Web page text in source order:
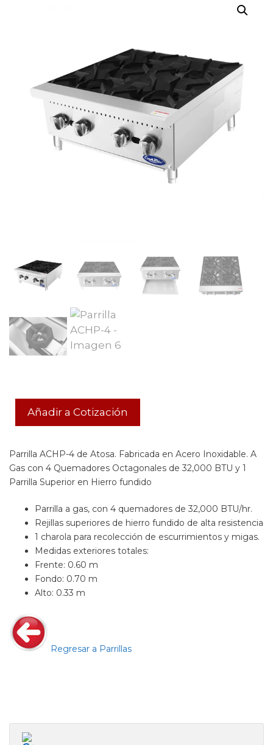
Añadir a Cotización
Parrilla ACHP-4 de Atosa. Fabricada en Acero Inoxidable. A
Gas con 4 Quemadores Octagonales de 32,000 BTU y 1
Parrilla Superior en Hierro fundido
Parrilla a gas, con 4 quemadores de 32,000 BTU/hr.
Rejillas superiores de hierro fundido de alta resistencia
1 charola para recolección de escurrimientos y migas.
Medidas exteriores totales:
Frente: 0.60 m
Fondo: 0.70 m
Alto: 0.33 m
Regresar a Parrillas